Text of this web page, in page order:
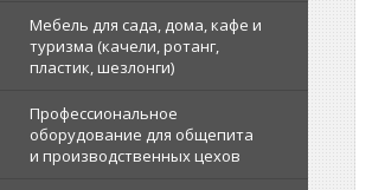
Мебель для сада, дома, кафе и
туризма (качели, ротанг,
пластик, шезлонги)
Профессиональное
оборудование для общепита
и производственных цехов